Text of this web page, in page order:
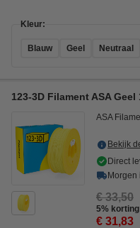
Kleur:
Blauw Geel Neutraal
123-3D Filament ASA Geel
ASA
Bekijk
Direct
Morgen
€ 33,50
5%
€ 31,83